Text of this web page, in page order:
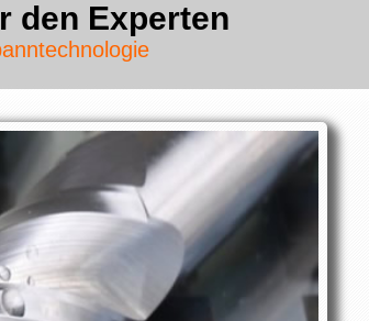
den Experten